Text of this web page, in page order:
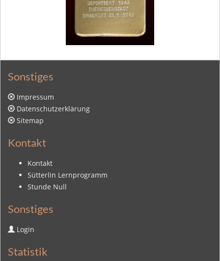
Sonstiges
Impressum
Datenschutzerklärung
Sitemap
Kontakt
Kontakt
Sütterlin Lernprogramm
Stunde Null
Sonstiges
Login
Statistik